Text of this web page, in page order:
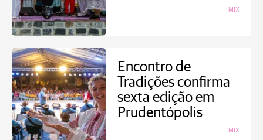
MIX
Encontro de
Tradições confirma
sexta edição em
Prudentópolis
MIX